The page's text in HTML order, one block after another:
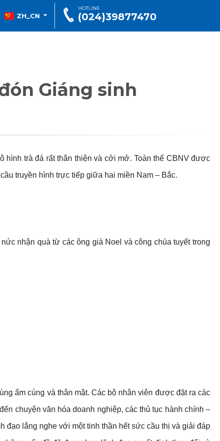
ZH_CN
HOTLINE
(024)39877470
Giáng sinh
trà đá rất thân thiện và cởi mở. Toàn thể CBNV được
truyền hình trực tiếp giữa hai miền Nam – Bắc.
nhận quà từ các ông già Noel và công chúa tuyết trong
ấm cúng và thân mật. Các bộ nhân viên được đặt ra các
chuyện văn hóa doanh nghiệp, các thủ tục hành chính –
lắng nghe với một tinh thần hết sức cầu thị và giải đáp